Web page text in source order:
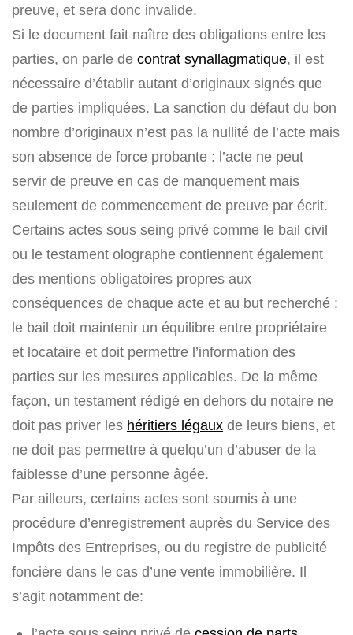
preuve, et sera donc invalide.
Si le document fait naître des obligations entre les
parties, on parle de contrat synallagmatique, il est
nécessaire d’établir autant d’originaux signés que
de parties impliquées. La sanction du défaut du bon
nombre d’originaux n’est pas la nullité de l’acte mais
son absence de force probante : l’acte ne peut
servir de preuve en cas de manquement mais
seulement de commencement de preuve par écrit.
Certains actes sous seing privé comme le bail civil
ou le testament olographe contiennent également
des mentions obligatoires propres aux
conséquences de chaque acte et au but recherché :
le bail doit maintenir un équilibre entre propriétaire
et locataire et doit permettre l’information des
parties sur les mesures applicables. De la même
façon, un testament rédigé en dehors du notaire ne
doit pas priver les héritiers légaux de leurs biens, et
ne doit pas permettre à quelqu’un d’abuser de la
faiblesse d’une personne âgée.
Par ailleurs, certains actes sont soumis à une
procédure d’enregistrement auprès du Service des
Impôts des Entreprises, ou du registre de publicité
foncière dans le cas d’une vente immobilière. Il
s’agit notamment de: